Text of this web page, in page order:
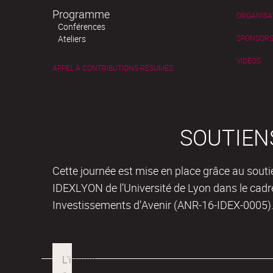
Programme
Conférences
Ateliers
APPEL À CONTRIBUTIONS-RÉSUMÉS
SPONSORS
VIDÉOS
Cette journée est mise en place grâce au
IDEXLYON de l’Université de Lyon dans le
Investissements d’Avenir (ANR-16-IDEX-0005).